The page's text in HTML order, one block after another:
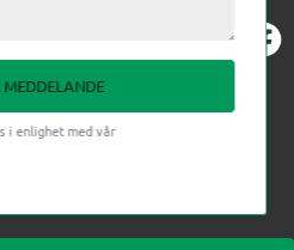
MEDDELANDE
i enlighet med vår